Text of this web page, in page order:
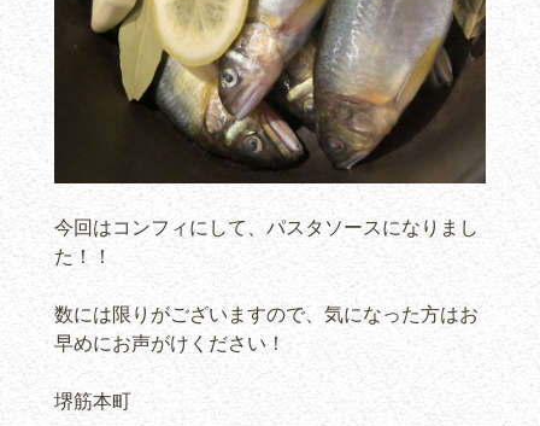
今回はコンフィにして、パスタソースになりまし
た！！
数には限りがございますので、気になった方はお
早めにお声がけください！
堺筋本町